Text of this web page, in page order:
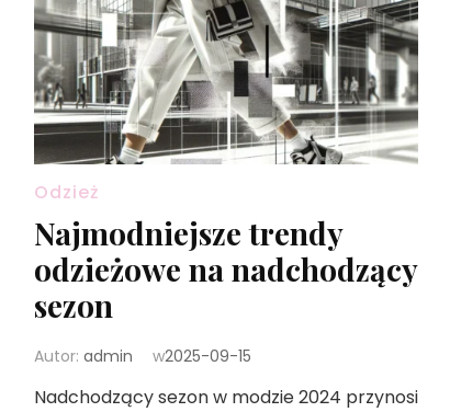
Odzież
Najmodniejsze trendy
odzieżowe na nadchodzący
sezon
Autor: admin w2025-09-15
Nadchodzący sezon w modzie 2024 przynosi